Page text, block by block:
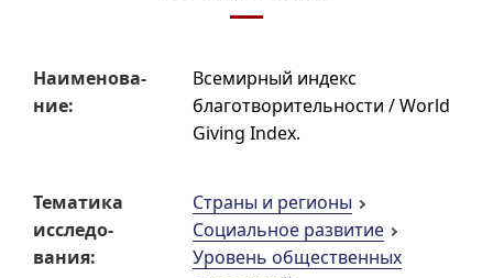
Наиме­но­ва­
ние:
Всемирный индекс
благотворительности /World
Giving Index.
Тематика
исследо­
вания:
Страны и регионы
Социальное развитие
Уровень общественных